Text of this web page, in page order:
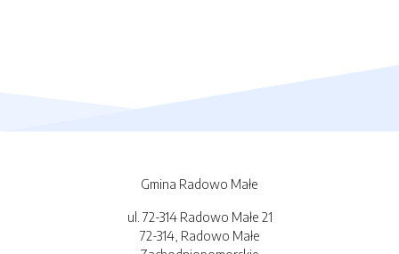
Gmina Radowo Małe
ul. 72-314 Radowo Małe 21
72-314, Radowo Małe